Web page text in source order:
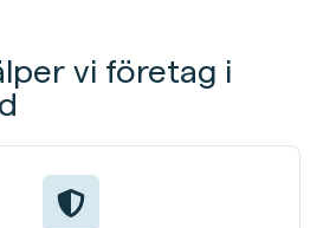
vi företag i